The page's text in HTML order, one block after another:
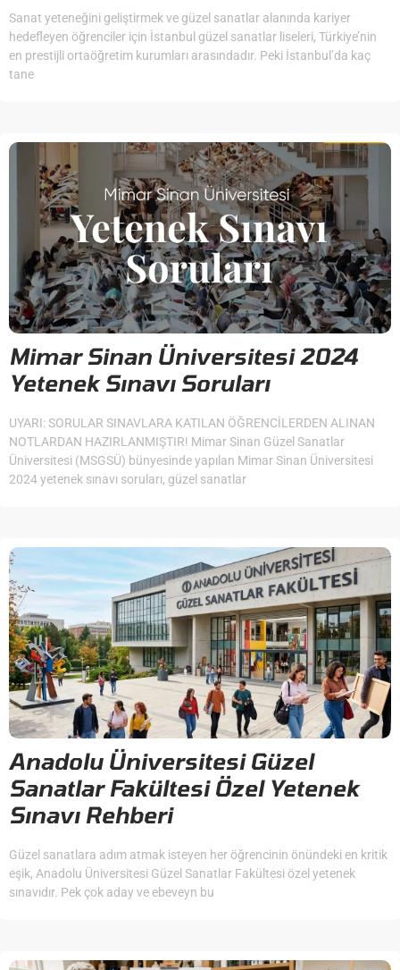
Sanat yeteneğini geliştirmek ve güzel sanatlar alanında kariyer
hedefleyen öğrenciler için İstanbul güzel sanatlar liseleri, Türkiye’nin
en prestijli ortaöğretim kurumları arasındadır. Peki İstanbul’da kaç
tane
Mimar Sinan Üniversitesi 2024
Yetenek Sınavı Soruları
UYARI: SORULAR SINAVLARA KATILAN ÖĞRENCİLERDEN ALINAN
NOTLARDAN HAZIRLANMIŞTIR! Mimar Sinan Güzel Sanatlar
Üniversitesi (MSGSÜ) bünyesinde yapılan Mimar Sinan Üniversitesi
2024 yetenek sınavı soruları, güzel sanatlar
Anadolu Üniversitesi Güzel
Sanatlar Fakültesi Özel Yetenek
Sınavı Rehberi
Güzel sanatlara adım atmak isteyen her öğrencinin önündeki en kritik
eşik, Anadolu Üniversitesi Güzel Sanatlar Fakültesi özel yetenek
sınavıdır. Pek çok aday ve ebeveyn bu